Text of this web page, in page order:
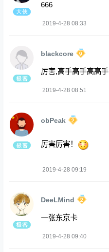
666
2019-4-28 08:33
blackcore
厉害,高手高手高高手
2019-4-28 08:51
obPeak
厉害厉害！
2019-4-28 09:19
DeeLMind
一张东京卡
2019-4-28 09:40